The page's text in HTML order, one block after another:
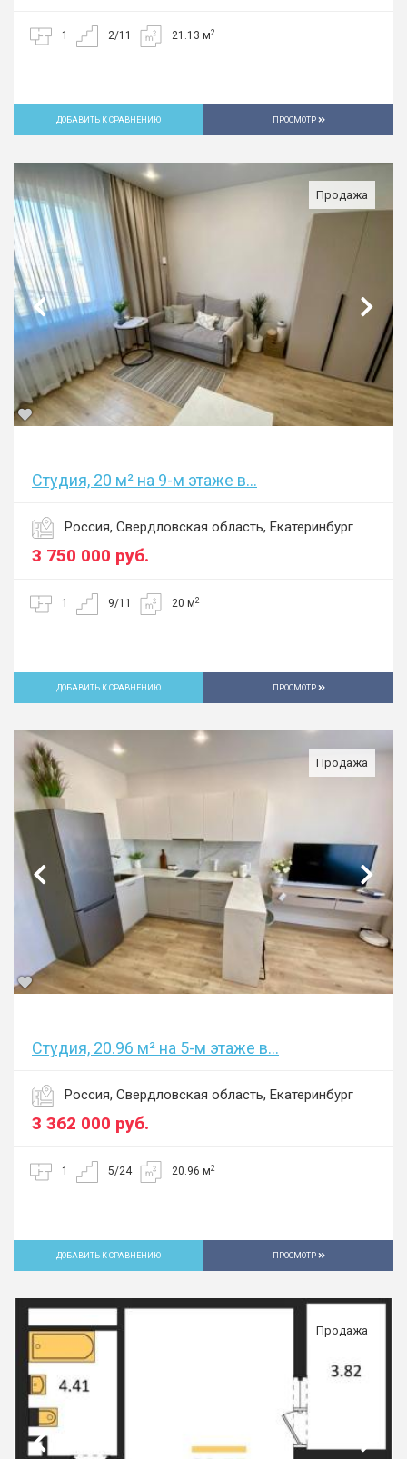
1 2/11 21.13 м2
ДОБАВИТЬ К СРАВНЕНИЮ ПРОСМОТР
Продажа
Студия, 20 м² на 9-м этаже в...
Россия, Свердловская область, Екатеринбург
3 750 000 руб.
1 9/11 20 м2
ДОБАВИТЬ К СРАВНЕНИЮ ПРОСМОТР
Продажа
Студия, 20.96 м² на 5-м этаже в...
Россия, Свердловская область, Екатеринбург
3 362 000 руб.
1 5/24 20.96 м2
ДОБАВИТЬ К СРАВНЕНИЮ ПРОСМОТР
Продажа